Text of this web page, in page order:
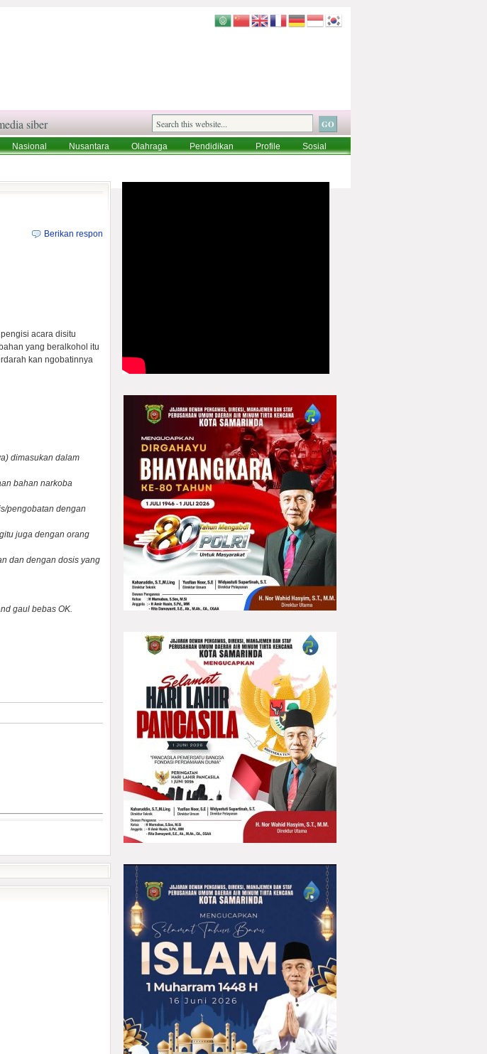
siber
Nasional Nusantara Olahraga Pendidikan Profile
Sosial
Berikan respon
acara disitu
yang beralkohol itu
kan ngobatinnya
dimasukan dalam
bahan narkoba
pengobatan dengan
juga dengan orang
dan dengan dosis yang
gaul bebas OK.